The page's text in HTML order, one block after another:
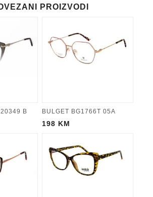
PROIZVODI
B BULGET BG1766T 05A
198 KM